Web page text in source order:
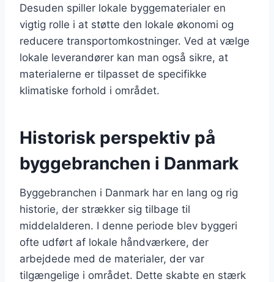
Desuden spiller lokale byggematerialer en
vigtig rolle i at støtte den lokale økonomi og
reducere transportomkostninger. Ved at vælge
lokale leverandører kan man også sikre, at
materialerne er tilpasset de specifikke
klimatiske forhold i området.
Historisk perspektiv på
byggebranchen i Danmark
Byggebranchen i Danmark har en lang og rig
historie, der strækker sig tilbage til
middelalderen. I denne periode blev byggeri
ofte udført af lokale håndværkere, der
arbejdede med de materialer, der var
tilgængelige i området. Dette skabte en stærk